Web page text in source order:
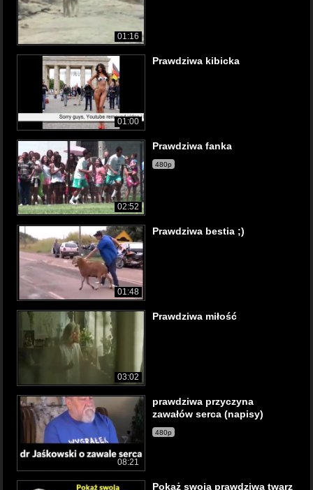
01:16
01:00
Prawdziwa kibicka
02:52
Prawdziwa fanka
480p
01:48
Prawdziwa bestia ;)
03:02
Prawdziwa miłość
08:21
prawdziwa przyczyna
zawałów serca (napisy)
480p
Pokaż swoją prawdziwą twarz